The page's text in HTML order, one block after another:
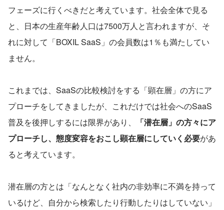
フェーズに行くべきだと考えています。社会全体で見る
と、日本の生産年齢人口は7500万人と言われますが、そ
れに対して「BOXIL SaaS」の会員数は1％も満たしてい
ません。
これまでは、SaaSの比較検討をする「顕在層」の方にア
プローチをしてきましたが、これだけでは社会へのSaaS
普及を後押しするには限界があり、
「潜在層」の方々にア
プローチし、態度変容をおこし顕在層にしていく必要があ
ると考えています。
潜在層の方とは「なんとなく社内の非効率に不満を持って
いるけど、自分から検索したり行動したりはしていない」